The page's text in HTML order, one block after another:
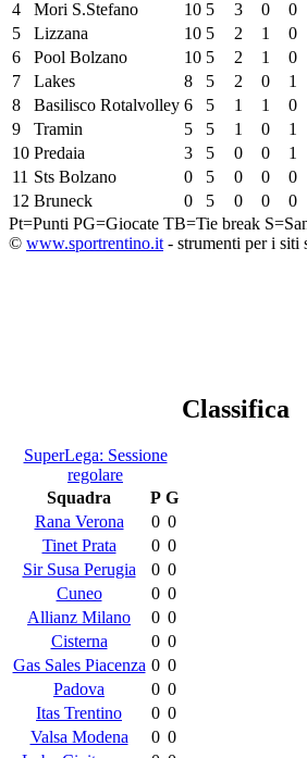
4
Mori S.Stefano 10 5 3 0 0
5
Lizzana 10 5 2 1 0
6
Pool Bolzano 10 5 2 1 0
7
Lakes 8 5 2 0 1
8
Basilisco Rotalvolley 6 5 1 1 0
9
Tramin 5 5 1 0 1
10 Predaia 3 5 0 0 1
11 Sts Bolzano 0 5 0 0 0
12 Bruneck 0 5 0 0 0
Pt=Punti PG=Giocate TB=Tie break
© www.sportrentino.it - strumenti per i siti
Classifica
SuperLega: Sessione
regolare
Squadra
P G
Rana Verona
0 0
Tinet Prata
0 0
Sir Susa Perugia
0 0
Cuneo
0 0
Allianz Milano
0 0
Cisterna
0 0
Gas Sales Piacenza 0 0
Padova
0 0
Itas Trentino
0 0
Valsa Modena
0 0